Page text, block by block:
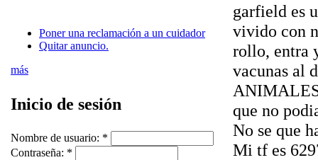
Poner una reclamación a un cuidador
Quitar anuncio.
más
Inicio de sesión
Nombre de usuario: *
Contraseña: *
garfield es
vivido con
rollo, entra
vacunas al
que no
No se que
Mi tf es